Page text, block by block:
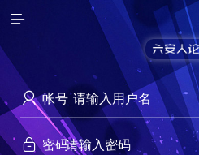

 帐号
 密码